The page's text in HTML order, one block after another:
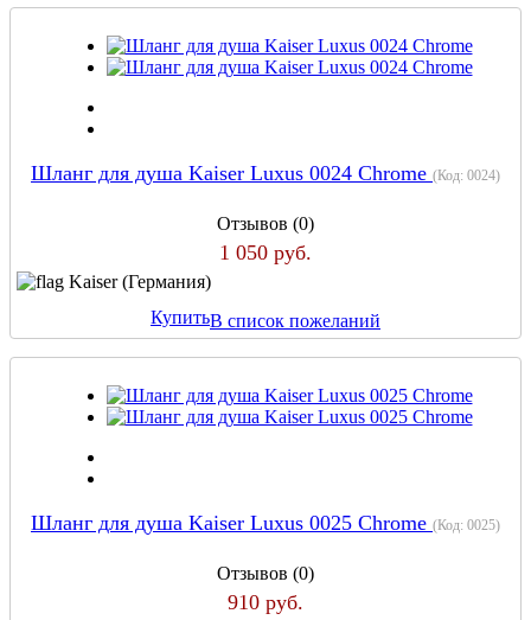
Шланг для душа Kaiser Luxus 0024 Chrome (Код: 0024)
Отзывов (0)
1 050 руб.
Kaiser (Германия)
КупитьВ список пожеланий
Шланг для душа Kaiser Luxus 0025 Chrome (Код: 0025)
Отзывов (0)
910 руб.